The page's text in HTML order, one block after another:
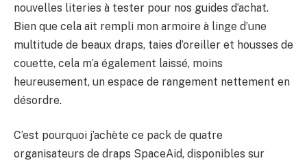
nouvelles literies à tester pour nos guides d’achat.
Bien que cela ait rempli mon armoire à linge d’une
multitude de beaux draps, taies d’oreiller et housses de
couette, cela m’a également laissé, moins
heureusement, un espace de rangement nettement en
désordre.
C’est pourquoi j’achète ce pack de quatre
organisateurs de draps SpaceAid, disponibles sur